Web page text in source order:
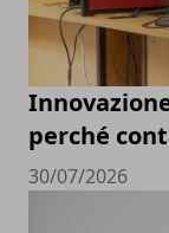
perché
30/07/2026